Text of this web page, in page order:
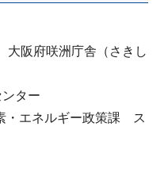
阪府咲洲庁舎（さきし
ター
・エネルギー政策課 ス